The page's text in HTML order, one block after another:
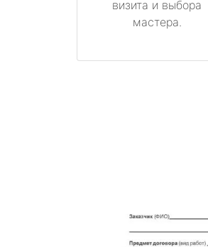
визита и выбора
мастера.